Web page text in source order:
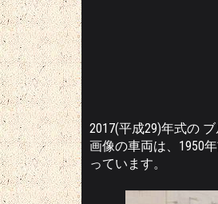
2017(平成29)年式の
画像の車両は、1950
っています。